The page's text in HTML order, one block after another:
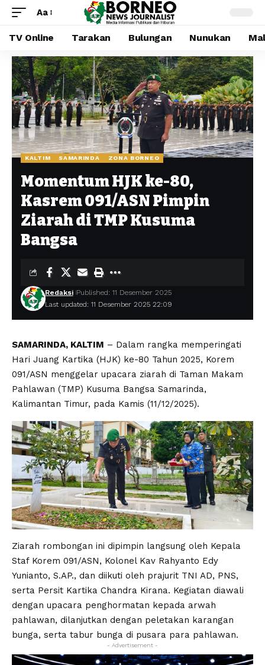
Aa
TV Online Tarakan Bulungan Nunukan
KALTIM SAMARINDA ZONA BORNEO
Momentum HJK ke-80,
Kasrem 091/ASN Pimpin
Ziarah di TMP Kusuma
Bangsa
Last updated: 11 Desember 2025 22:09
Redaksi Published: 11 Desember 2025
SAMARINDA, KALTIM – Dalam rangka memperingati
Hari Juang Kartika (HJK) ke-80 Tahun 2025, Korem
091/ASN menggelar upacara ziarah di Taman Makam
Pahlawan (TMP) Kusuma Bangsa Samarinda,
Kalimantan Timur, pada Kamis (11/12/2025).
Ziarah rombongan ini dipimpin langsung oleh Kepala
Staf Korem 091/ASN, Kolonel Kav Rahyanto Edy
Yunianto, S.AP., dan diikuti oleh prajurit TNI AD, PNS,
serta Persit Kartika Chandra Kirana. Kegiatan diawali
dengan upacara penghormatan kepada arwah
pahlawan, dilanjutkan dengan peletakan karangan
bunga, serta tabur bunga di pusara para pahlawan.
- Advertisement -